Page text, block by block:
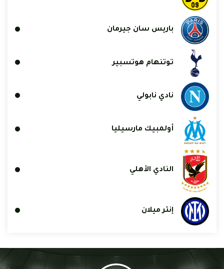
باريس سان جيرمان
توتنهام هوتسبير
نادي نابولي
أولمبيك مارسيليا
النادي الأهلي
إنتر ميلان